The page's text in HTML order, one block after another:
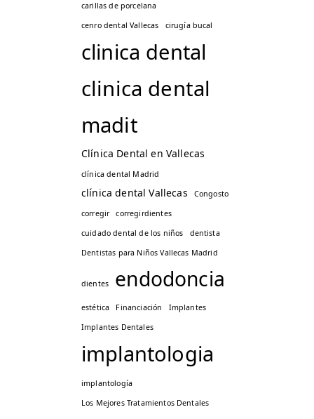
carillas de porcelana
cenro dental Vallecas
cirugía bucal
clinica dental
clinica dental
madit
Clínica Dental en Vallecas
clínica dental Madrid
clínica dental Vallecas
Congosto
corregir
corregirdientes
cuidado dental de los niños
dentista
Dentistas para Niños Vallecas Madrid
dientes endodoncia
estética Financiación
Implantes
Implantes Dentales
implantologia
implantología
Los Mejores Tratamientos Dentales